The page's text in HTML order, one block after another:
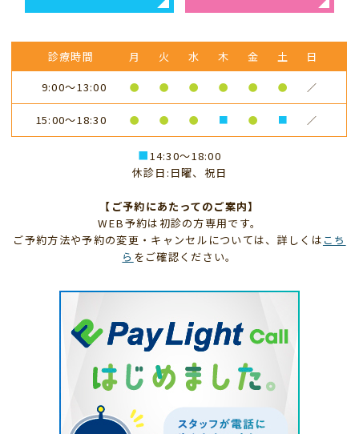
診療時間 月 火 水 木 金 土
日
9:00～13:00
● ● ● ● ● ● ／
15:00～18:30 ● ● ● ■ ● ■ ／
■14:30～18:00
休診日:日曜、祝日
【ご予約にあたってのご案内】
WEB予約は初診の方専用です。
ご予約方法や予約の変更・キャンセルについては、詳しくは こち
ら をご確認ください。